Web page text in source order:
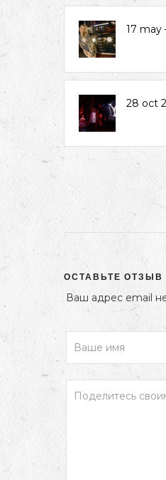
17
28 oct
ОСТАВЬТЕ ОТЗЫВ
Ваш адрес email